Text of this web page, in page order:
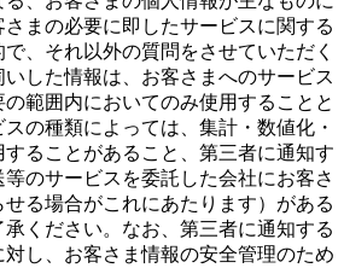
まの必要に即したサービスに関する
、それ以外の質問をさせていただく
した情報は、お客さまへのサービス
範囲内においてのみ使用することと
の種類によっては、集計・数値化・
ることがあること、第三者に通知す
のサービスを委託した会社にお客さ
る場合がこれにあたります）がある
ください。なお、第三者に通知する
し、お客さま情報の安全管理のため